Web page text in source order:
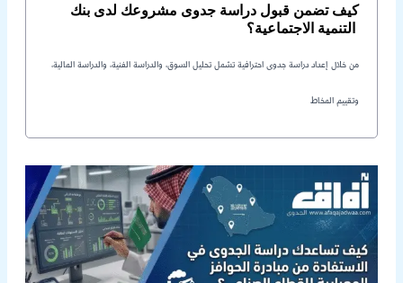
كيف تضمن قبول دراسة جدوى مشروعك لدى بنك
من خلال إعداد دراسة جدوى احترافية تشمل تحليل السوق، والدراسة الفنية، والدراسة المالية،
وتقييم المخاط